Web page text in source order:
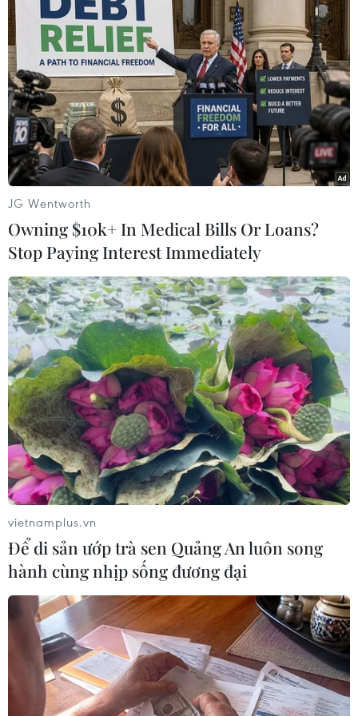
TIN LIÊN QUAN
Meta lập đội chuyên trách xử lý tin giả,
lạm dụng AI trong bầu cử tại châu Âu
26/02/2024 06:48
Meta sẽ phối hợp để đẩy lùi thông tin sai sự thực, giải
quyết các chiến dịch gây ảnh hưởng và ứng phó với
các nguy cơ liên quan lạm dụng AI tạo sinh trong bầu
cử tại châu Âu.
JG Wentworth
Owning $10k+ In Medical Bills Or Loans?
Stop Paying Interest Immediately
vietnamplus.vn
Để di sản ướp trà sen Quảng An luôn song
hành cùng nhịp sống đương đại